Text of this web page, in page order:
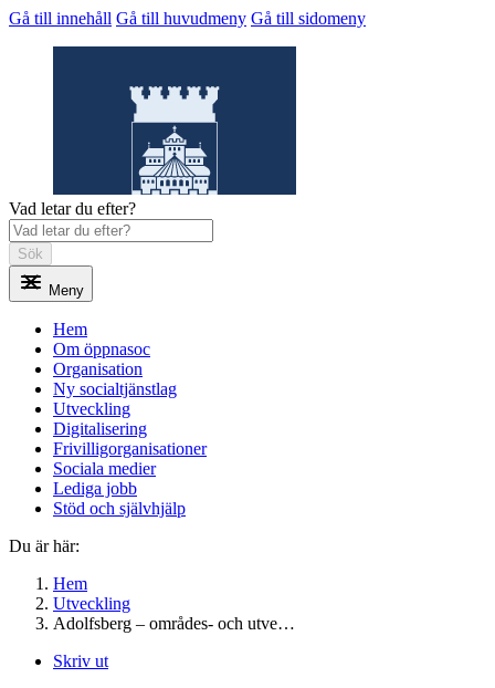
Gå till innehåll Gå till huvudmeny Gå till sidomeny
Öppnasoc
Vad letar du efter?
Sök
Meny
Hem
Om öppnasoc
Organisation
Ny socialtjänstlag
Utveckling
Digitalisering
Frivilligorganisationer
Sociala medier
Lediga jobb
Stöd och självhjälp
Du är här:
Hem
Utveckling
Adolfsberg – områdes- och utve…
Skriv ut